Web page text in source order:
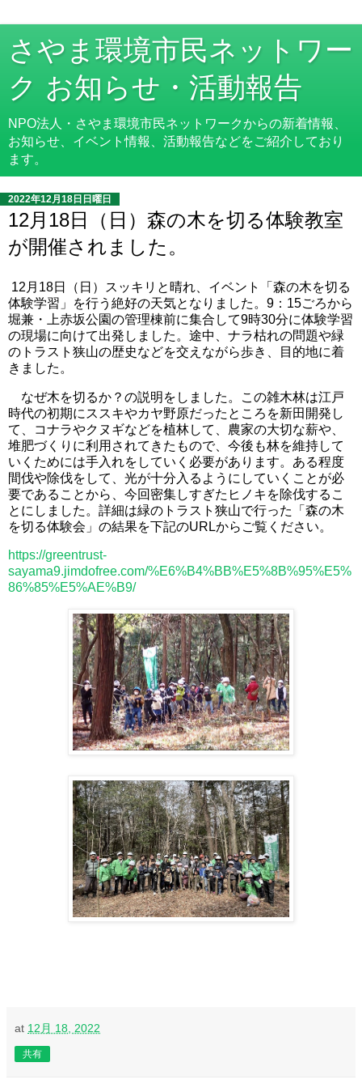
さやま環境市民ネットワー
ク お知らせ・活動報告
NPO法人・さやま環境市民ネットワークからの新着情報、
お知らせ、イベント情報、活動報告などをご紹介しており
ます。
2022年12月18日日曜日
12月18日（日）森の木を切る体験教室
が開催されました。
12月18日（日）スッキリと晴れ、イベント「森の木を切る
体験学習」を行う絶好の天気となりました。9：15ごろから
堀兼・上赤坂公園の管理棟前に集合して9時30分に体験学習
の現場に向けて出発しました。途中、ナラ枯れの問題や緑
のトラスト狭山の歴史などを交えながら歩き、目的地に着
きました。
なぜ木を切るか？の説明をしました。この雑木林は江戸
時代の初期にススキやカヤ野原だったところを新田開発し
て、コナラやクヌギなどを植林して、農家の大切な薪や、
堆肥づくりに利用されてきたもので、今後も林を維持して
いくためには手入れをしていく必要があります。ある程度
間伐や除伐をして、光が十分入るようにしていくことが必
要であることから、今回密集しすぎたヒノキを除伐するこ
とにしました。詳細は緑のトラスト狭山で行った「森の木
を切る体験会」の結果を下記のURLからご覧ください。
https://greentrust-
sayama9.jimdofree.com/%E6%B4%BB%E5%8B%95%E5%
86%85%E5%AE%B9/
at 12月 18, 2022
共有